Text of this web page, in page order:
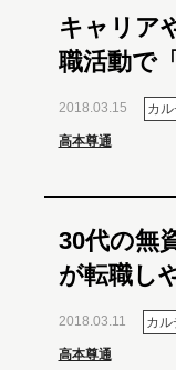
キャリア
職活動で
2018.03.15 カ
高本尊通
30代の無
が転職し
2018.03.11 カル
高本尊通